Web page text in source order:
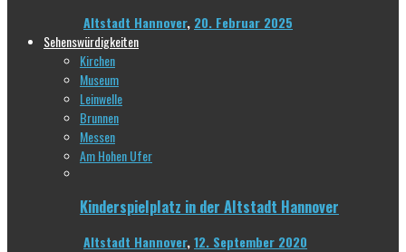
Altstadt Hannover, 20. Februar 2025
Sehenswürdigkeiten
Kirchen
Museum
Leinwelle
Brunnen
Messen
Am Hohen Ufer
Kinderspielplatz in der Altstadt Hannover
Altstadt Hannover,12. September 2020